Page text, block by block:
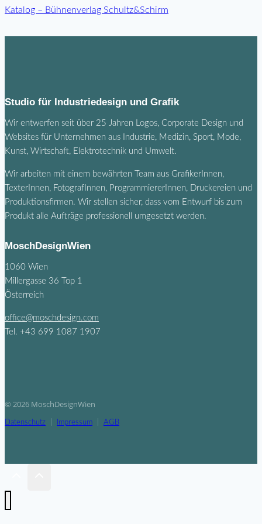
Katalog – Bühnenverlag Schultz&Schirm
Studio für Industriedesign und Grafik
Wir entwerfen seit über 25 Jahren Logos, Corporate Design und
Websites für Unternehmen aus Industrie, Medizin, Sport, Mode,
Kunst, Wirtschaft, Elektrotechnik und Umwelt.
Wir arbeiten mit einem bewährten Team aus GrafikerInnen,
TexterInnen, FotografInnen, ProgrammiererInnen, Druckereien und
Produktionsfirmen. Wir stellen sicher, dass vom Entwurf bis zum
Produkt alle Aufträge professionell umgesetzt werden.
MoschDesignWien
1060 Wien
Millergasse 36 Top 1
Österreich
office@moschdesign.com
Tel. +43 699 1087 1907
© 2026 MoschDesignWien
Datenschutz Impressum AGB